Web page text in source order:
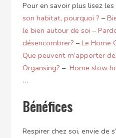
Pour en savoir plus lisez
son habitat, pourquoi ? –
le bien autour de soi –
désencombrer? –Le Home
Que peuvent m’apporter
Organsing? – Home slow
…
Bénéfices
Respirer chez soi, envie de